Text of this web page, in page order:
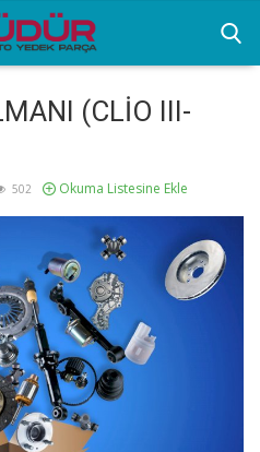
(CLİO III-
502 Okuma Listesine Ekle